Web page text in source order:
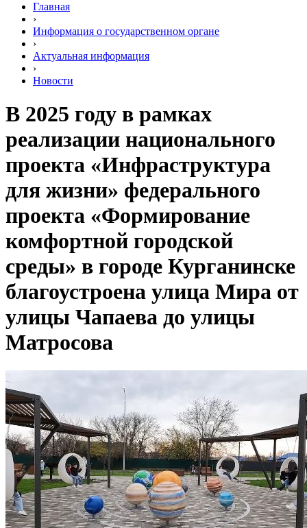
Главная
›
Информация о государственном органе
›
Актуальная информация
›
Новости
В 2025 году в рамках
реализации национального
проекта «Инфраструктура
для жизни» федерального
проекта «Формирование
комфортной городской
среды» в городе Курганинске
благоустроена улица Мира от
улицы Чапаева до улицы
Матросова